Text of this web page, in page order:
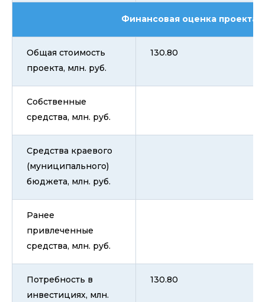
Финансовая оценка проекта
Общая стоимость
проекта, млн. руб.
130.80
Собственные
средства, млн. руб.
Средства краевого
(муниципального)
бюджета, млн. руб.
Ранее
привлеченные
средства, млн. руб.
Потребность в
инвестициях, млн.
130.80